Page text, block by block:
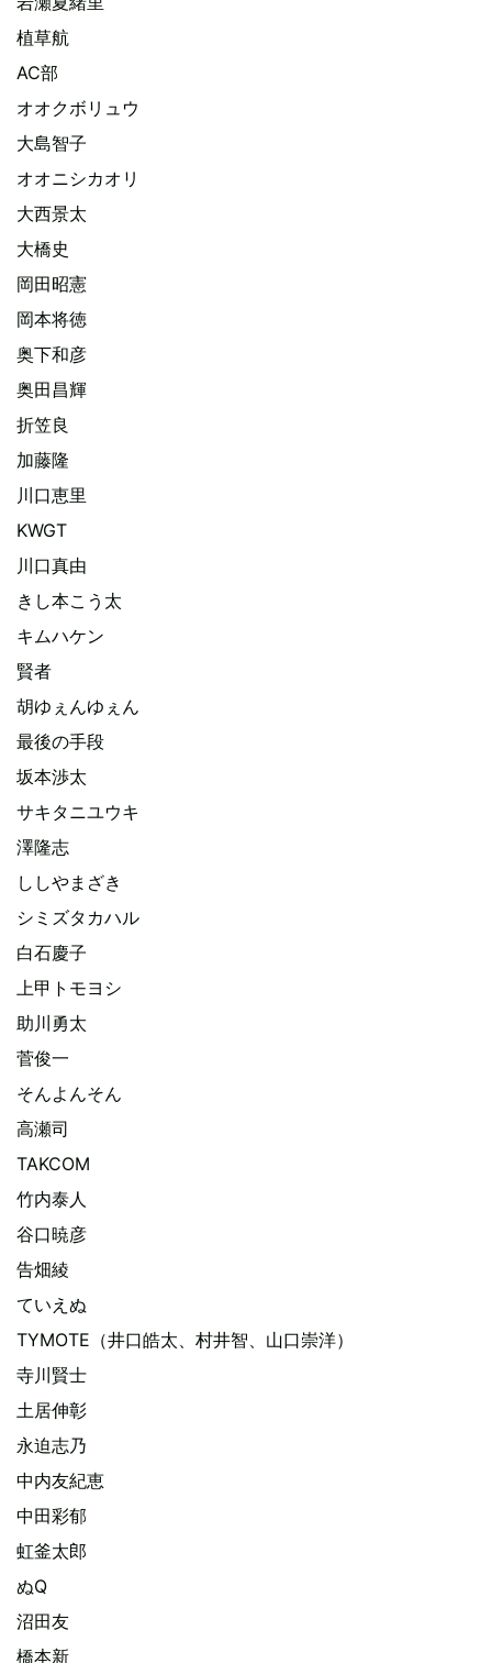
植草航
AC部
オオクボリュウ
大島智子
オオニシカオリ
大西景太
大橋史
岡田昭憲
岡本将徳
奥下和彦
奥田昌輝
折笠良
加藤隆
川口恵里
KWGT
川口真由
きし本こう太
キムハケン
賢者
胡ゆぇんゆぇん
最後の手段
坂本渉太
サキタニユウキ
澤隆志
ししやまざき
シミズタカハル
白石慶子
上甲トモヨシ
助川勇太
菅俊一
そんよんそん
高瀬司
TAKCOM
竹内泰人
谷口暁彦
告畑綾
ていえぬ
TYMOTE（井口皓太、村井智、山口崇洋）
寺川賢士
土居伸彰
永迫志乃
中内友紀恵
中田彩郁
虹釜太郎
ぬQ
沼田友
橋本新